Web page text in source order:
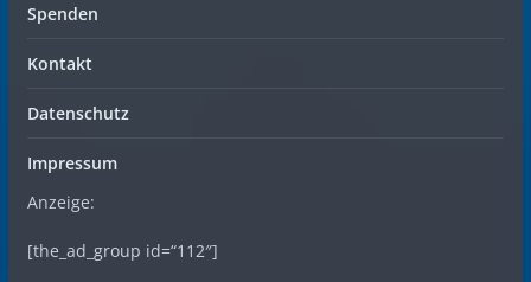
Spenden
Kontakt
Datenschutz
Impressum
Anzeige:
[the_ad_group id=“112″]